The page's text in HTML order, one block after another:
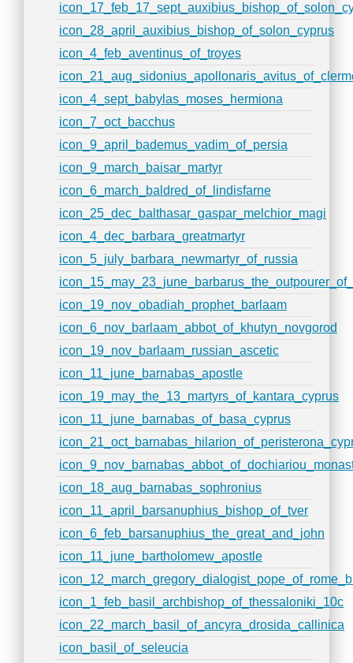
icon_28_april_auxibius_bishop_of_solon_cyprus
icon_4_feb_aventinus_of_troyes
icon_4_sept_babylas_moses_hermiona
icon_7_oct_bacchus
icon_9_april_bademus_vadim_of_persia
icon_9_march_baisar_martyr
icon_6_march_baldred_of_lindisfarne
icon_25_dec_balthasar_gaspar_melchior_magi
icon_4_dec_barbara_greatmartyr
icon_5_july_barbara_newmartyr_of_russia
icon_19_nov_obadiah_prophet_barlaam
icon_6_nov_barlaam_abbot_of_khutyn_novgorod
icon_19_nov_barlaam_russian_ascetic
icon_11_june_barnabas_apostle
icon_19_may_the_13_martyrs_of_kantara_cyprus
icon_11_june_barnabas_of_basa_cyprus
icon_18_aug_barnabas_sophronius
icon_11_april_barsanuphius_bishop_of_tver
icon_6_feb_barsanuphius_the_great_and_john
icon_11_june_bartholomew_apostle
icon_1_feb_basil_archbishop_of_thessaloniki_10c
icon_22_march_basil_of_ancyra_drosida_callinica
icon_basil_of_seleucia